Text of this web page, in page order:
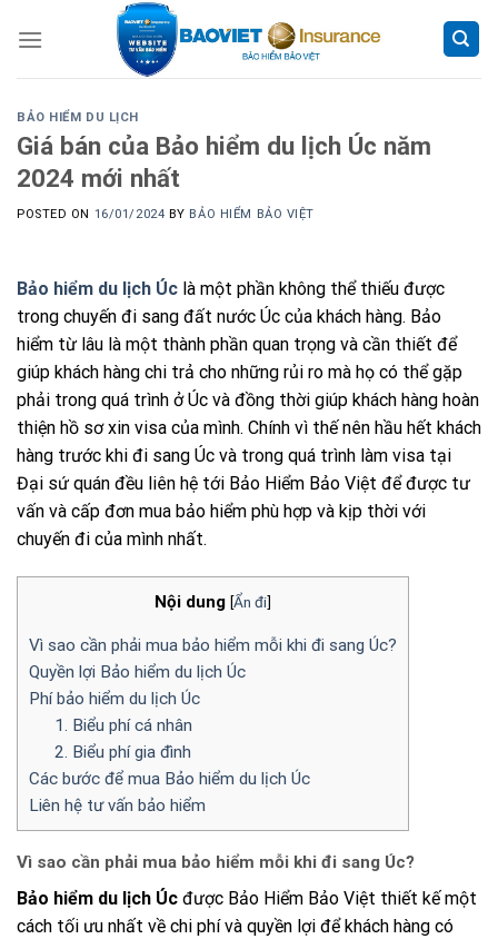
BẢO HIỂM DU LỊCH
Giá bán của Bảo hiểm du lịch Úc năm
2024 mới nhất
POSTED ON 16/01/2024 BY BẢO HIỂM BẢO VIỆT
Bảo hiểm du lịch Úc là một phần không thể thiếu được
trong chuyến đi sang đất nước Úc của khách hàng. Bảo
hiểm từ lâu là một thành phần quan trọng và cần thiết để
giúp khách hàng chi trả cho những rủi ro mà họ có thể gặp
phải trong quá trình ở Úc và đồng thời giúp khách hàng hoàn
thiện hồ sơ xin visa của mình. Chính vì thế nên hầu hết khách
hàng trước khi đi sang Úc và trong quá trình làm visa tại
Đại sứ quán đều liên hệ tới Bảo Hiểm Bảo Việt để được tư
vấn và cấp đơn mua bảo hiểm phù hợp và kịp thời với
chuyến đi của mình nhất.
Nội dung [Ẩn đi]
Vì sao cần phải mua bảo hiểm mỗi khi đi sang Úc?
Quyền lợi Bảo hiểm du lịch Úc
Phí bảo hiểm du lịch Úc
1. Biểu phí cá nhân
2. Biểu phí gia đình
Các bước để mua Bảo hiểm du lịch Úc
Liên hệ tư vấn bảo hiểm
Vì sao cần phải mua bảo hiểm mỗi khi đi sang Úc?
Bảo hiểm du lịch Úc được Bảo Hiểm Bảo Việt thiết kế một
cách tối ưu nhất về chi phí và quyền lợi để khách hàng có